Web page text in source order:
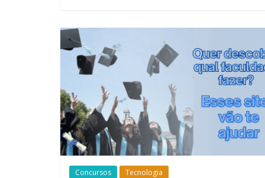
Concursos Tecnologia